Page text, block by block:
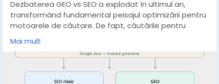
Dezbaterea GEO vs SEO a explodat în ultimul an,
transformând fundamental peisajul optimizării pentru
motoarele de căutare. De fapt, căutările pentru
acești termeni noi au crescut dramatic în ultimele luni,
iar conform datelor Semrush, peste 13% din căutările
Google din 2025 declanșează acum o prezentare
generată de AI, dublându-se față de începutul anului.
Mai mult